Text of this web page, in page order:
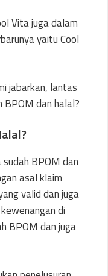
Vita juga dalam
yaitu Cool
jabarkan, lantas
BPOM dan halal?
BPOM dan
asal klaim
valid dan juga
di
BPOM dan juga